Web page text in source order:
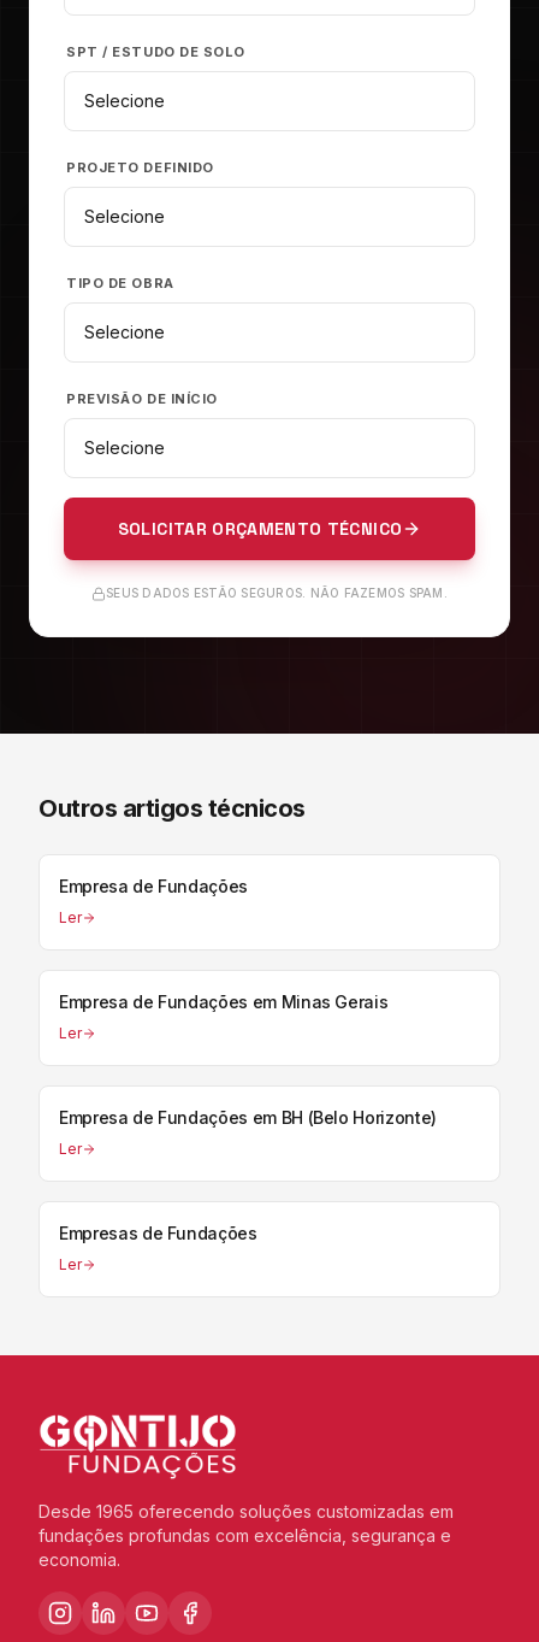
SPT / ESTUDO DE SOLO
PROJETO DEFINIDO
TIPO DE OBRA
PREVISÃO DE INÍCIO
SOLICITAR ORÇAMENTO TÉCNICO
SEUS DADOS ESTÃO SEGUROS. NÃO FAZEMOS SPAM.
Outros artigos técnicos
Empresa de Fundações
Ler
Empresa de Fundações em Minas Gerais
Ler
Empresa de Fundações em BH (Belo Horizonte)
Ler
Empresas de Fundações
Ler
Desde 1965 oferecendo soluções customizadas em
fundações profundas com excelência, segurança e
economia.